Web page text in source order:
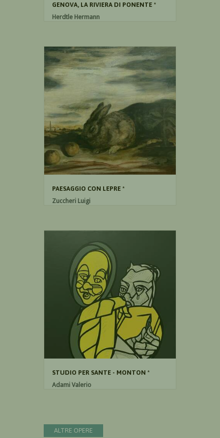
GENOVA, LA RIVIERA DI PONENTE *
Herdtle Hermann
PAESAGGIO CON LEPRE *
Zuccheri Luigi
STUDIO PER SANTE - MONTON *
Adami Valerio
ALTRE OPERE